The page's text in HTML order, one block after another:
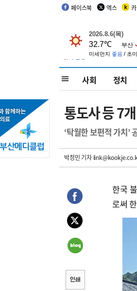
페이스북 엑스
사회 정치
통도사 등 7
‘탁월한 보편적 가치
박정민 기자
한국
로써